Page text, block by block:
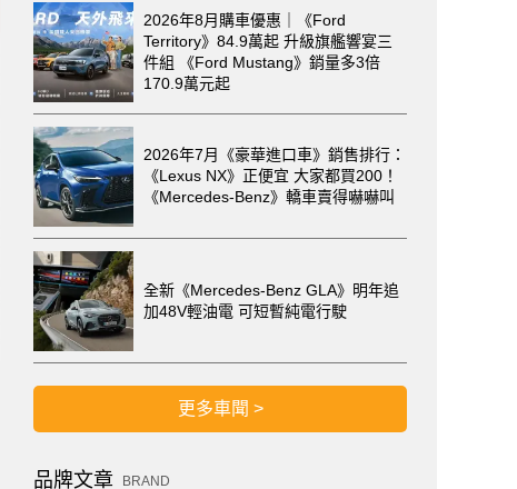
2026年8月購車優惠｜《Ford
Territory》84.9萬起 升級旗艦響宴三
件組 《Ford Mustang》銷量多3倍
170.9萬元起
2026年7月《豪華進口車》銷售排行：
《Lexus NX》正便宜 大家都買200！
《Mercedes-Benz》轎車賣得嚇嚇叫
全新《Mercedes-Benz GLA》明年追
加48V輕油電 可短暫純電行駛
更多車聞 >
品牌文章 BRAND